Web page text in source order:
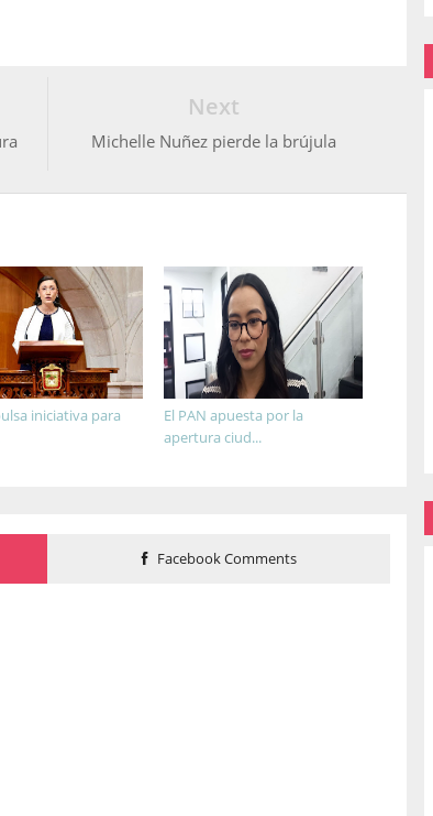
Next
Michelle Nuñez pierde la brújula
El PAN apuesta por la
apertura ciud...
iniciativa para
Facebook Comments